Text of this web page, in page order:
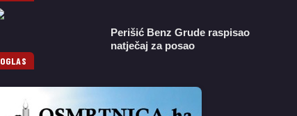
OGLAS
Perišić Benz Grude raspisao
natječaj za posao